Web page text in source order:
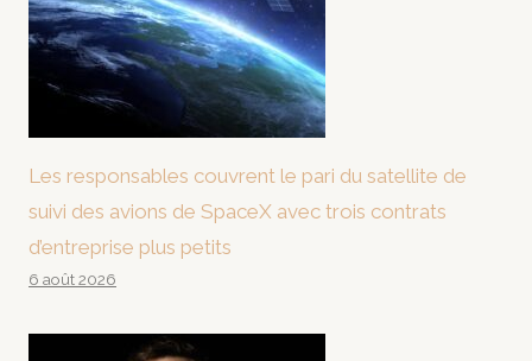
Les responsables couvrent le pari du satellite de
suivi des avions de SpaceX avec trois contrats
d’entreprise plus petits
6 août 2026